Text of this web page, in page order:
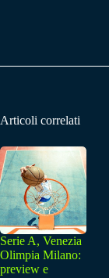
Articoli correlati
Serie A, Venezia
Olimpia Milano:
preview e